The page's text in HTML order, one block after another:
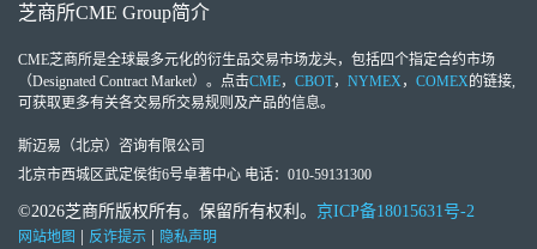
芝商所CME Group简介
CME芝商所是全球最多元化的衍生品交易市场龙头，包括四个指定合约市场
（Designated Contract Market）。点击CME， CBOT， NYMEX ， COMEX的链接,
可获取更多有关各交易所交易规则及产品的信息。
斯迈易（北京）咨询有限公司
北京市西城区武定侯街6号卓著中心 电话：010-59131300
©2026芝商所版权所有。保留所有权利。 京ICP备18015631号-2
网站地图 | 反诈提示 | 隐私声明